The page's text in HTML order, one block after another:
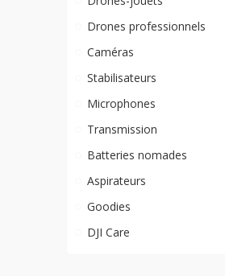
Drones professionnels
Caméras
Stabilisateurs
Microphones
Transmission
Batteries nomades
Aspirateurs
Goodies
DJI Care